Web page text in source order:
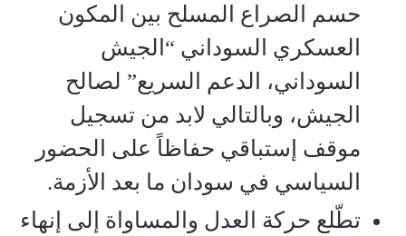
حسم الصراع المسلح بين المكون
العسكري السوداني “الجيش
السوداني، الدعم السريع” لصالح
الجيش، وبالتالي لابد من تسجيل
موقف إستباقي حفاظاً على الحضور
السياسي في سودان ما بعد الأزمة.
تطّلع حركة العدل والمساواة إلى إنهاء